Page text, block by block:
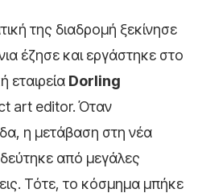
της διαδρομή ξεκίνησε
έζησε και εργάστηκε στο
εταιρεία Dorling
art editor. Όταν
η μετάβαση στη νέα
από μεγάλες
Τότε, το κόσμημα μπήκε